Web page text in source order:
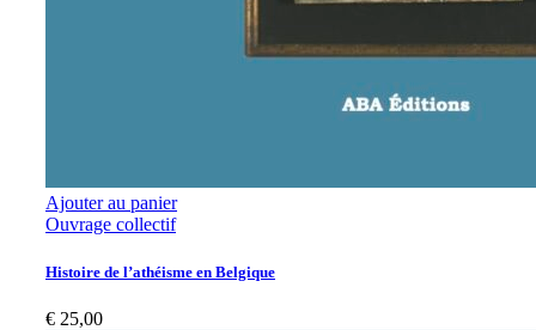
Ajouter au panier
Ouvrage collectif
Histoire de l’athéisme en Belgique
€ 25,00